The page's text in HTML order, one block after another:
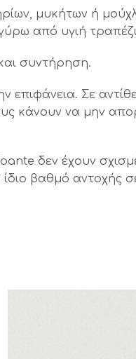
μυκήτων ή
από υγιή
συντήρηση.
επιφάνεια. Σε
κάνουν να μην
δεν έχουν
βαθμό αντοχής